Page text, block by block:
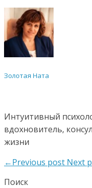
Золотая Ната
Интуитивный
вдохновитель,
жизни
←Previous post Next
Поиск